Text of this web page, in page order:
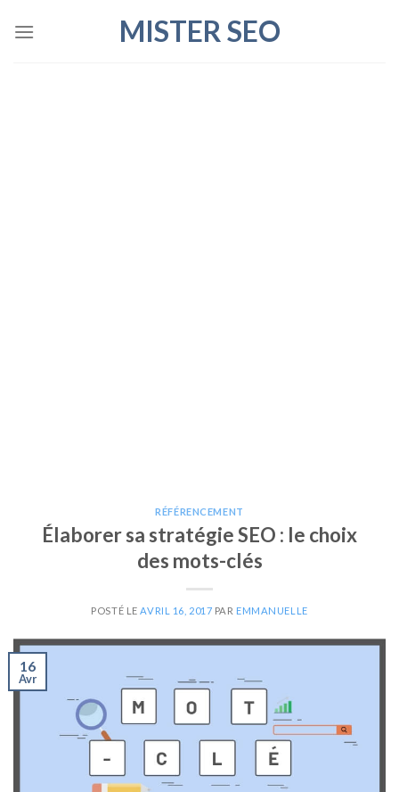
MISTER SEO
RÉFÉRENCEMENT
Élaborer sa stratégie SEO : le choix
des mots-clés
POSTÉ LE AVRIL 16, 2017 PAR EMMANUELLE
16
Avr